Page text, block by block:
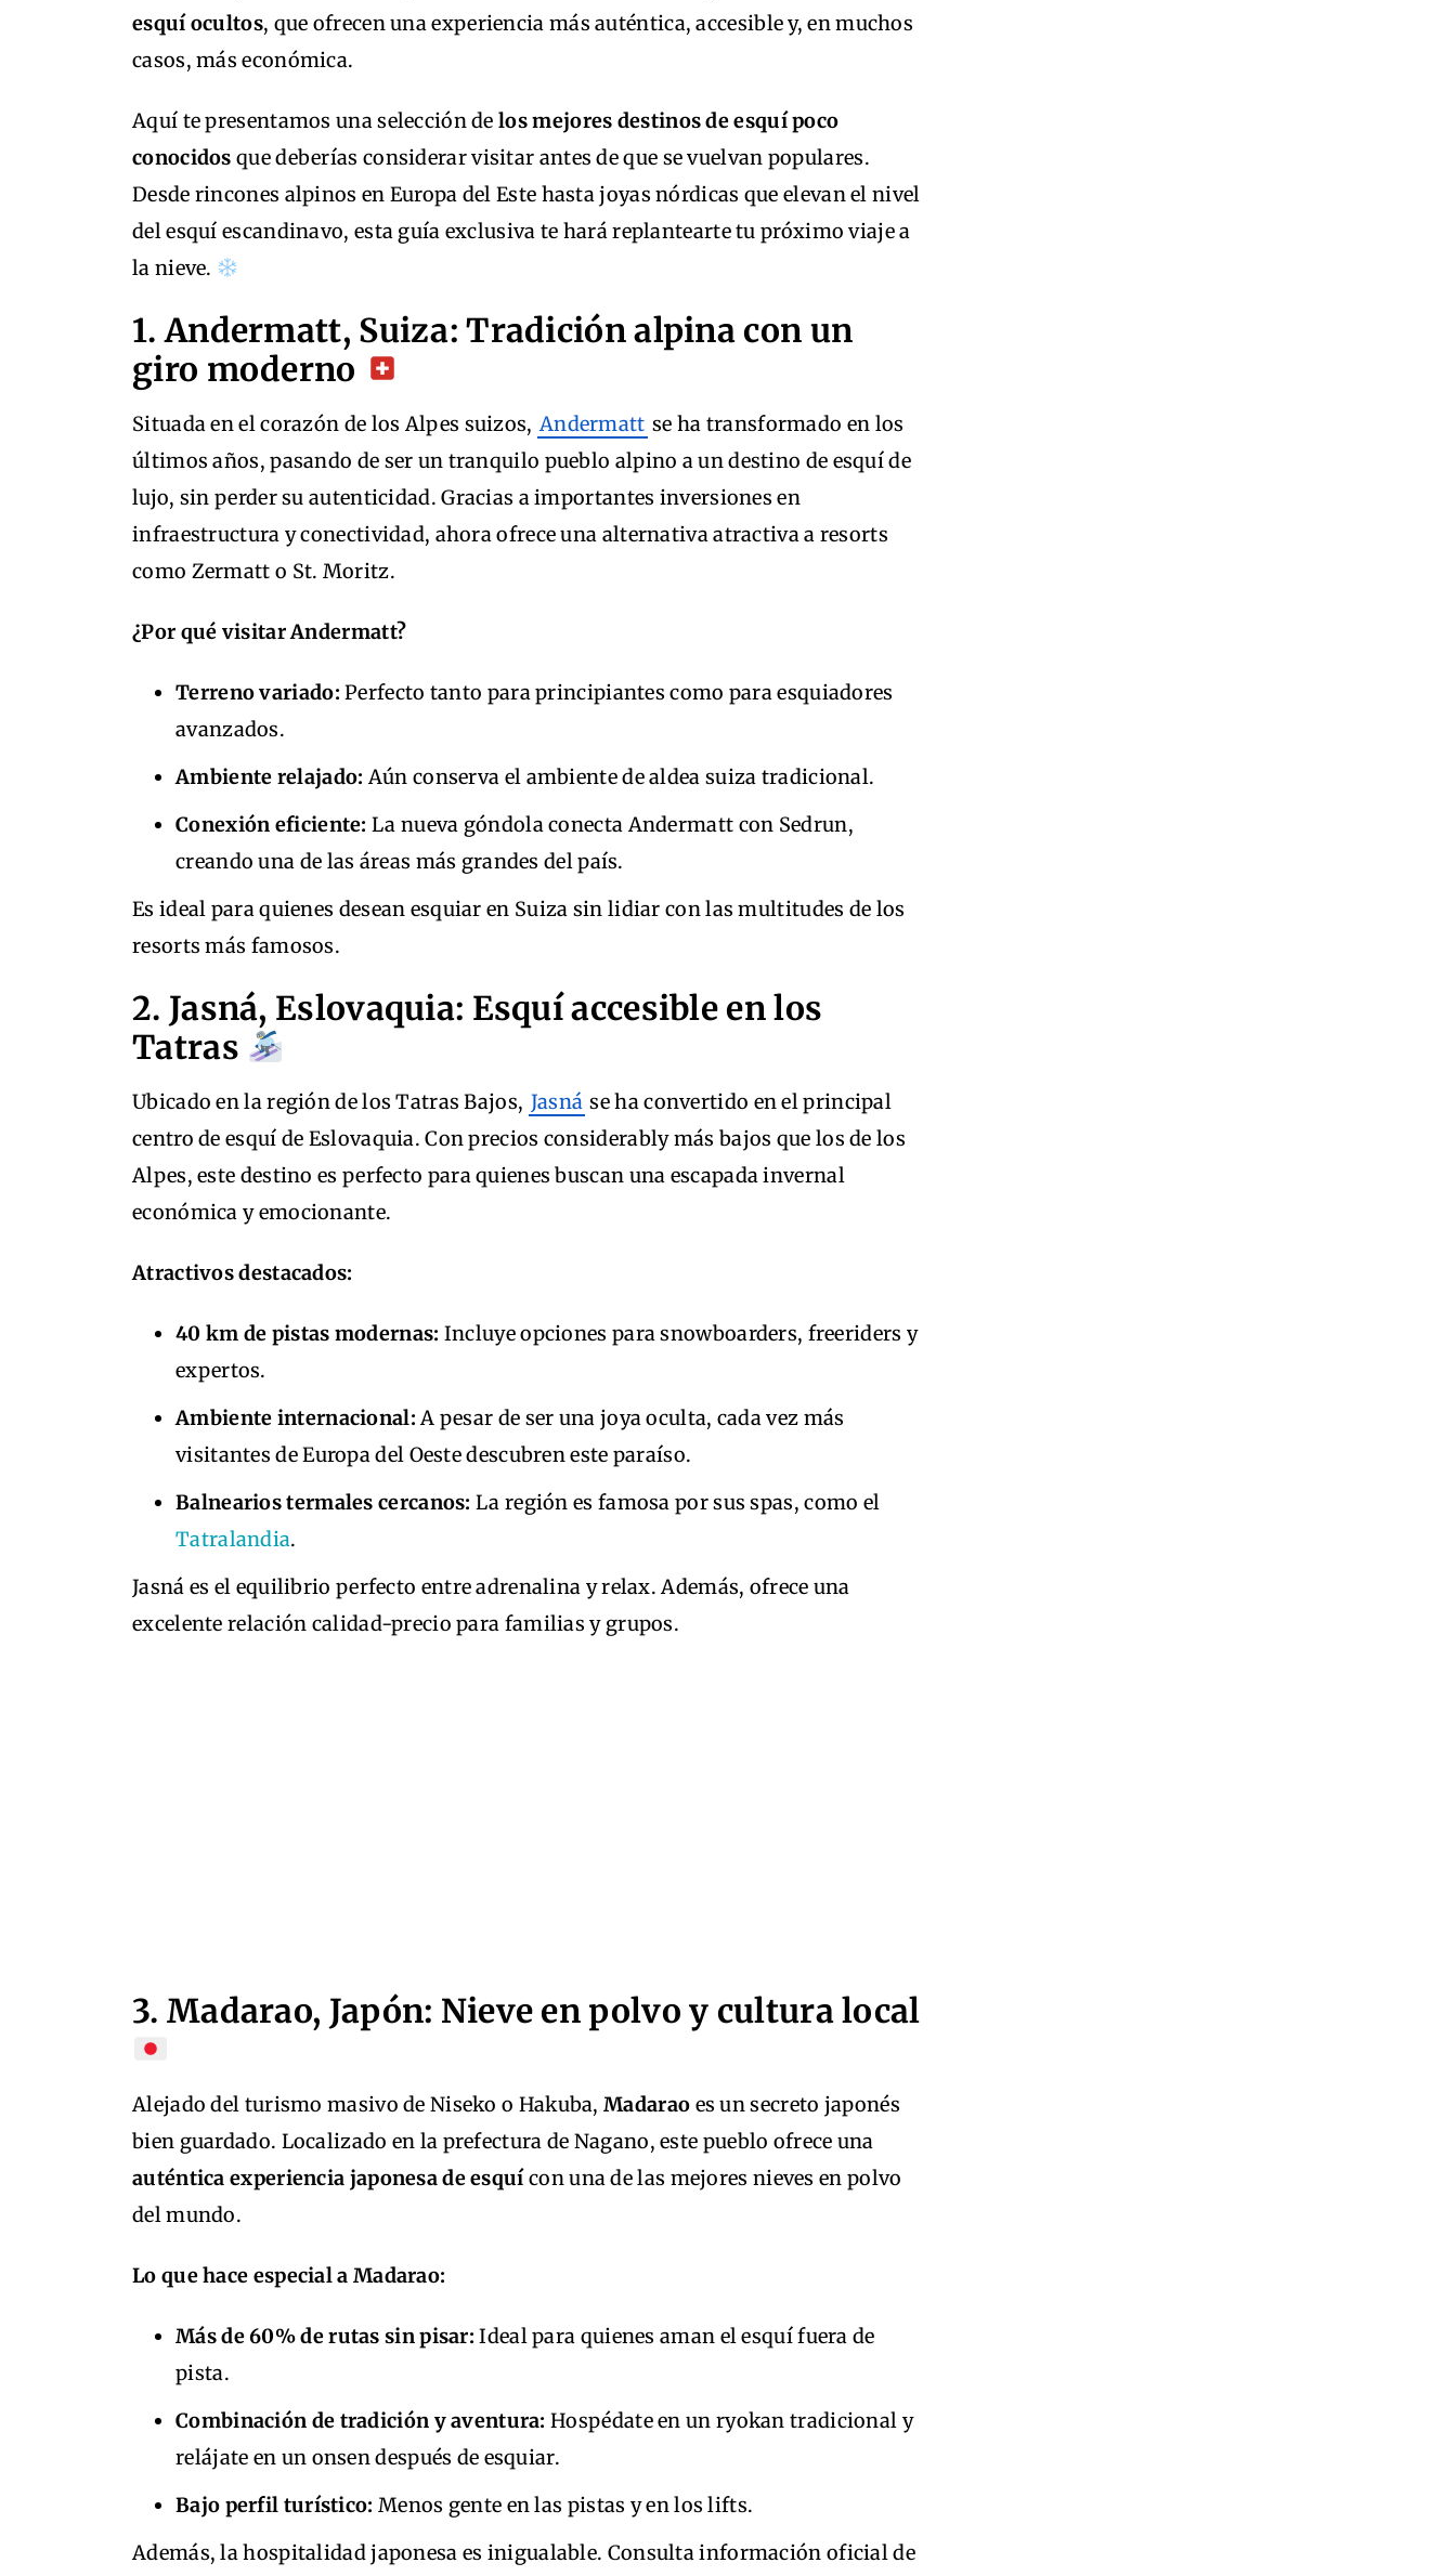
esquí ocultos, que ofrecen una experiencia más auténtica, accesible y, en muchos
casos, más económica.
Aquí te presentamos una selección delos mejores destinos de esquí poco
conocidos que deberías considerar visitar antes de que se vuelvan populares.
Desde rincones alpinos en Europa del Este hasta joyas nórdicas que elevan el nivel
del esquí escandinavo, esta guía exclusiva te hará replantearte tu próximo viaje a
la nieve.
1. Andermatt, Suiza: Tradición alpina con un
giro moderno
Situada en el corazón de los Alpes suizos, Andermatt se ha transformado en los
últimos años, pasando de ser un tranquilo pueblo alpino a un destino de esquí de
lujo, sin perder su autenticidad. Gracias a importantes inversiones en
infraestructura y conectividad, ahora ofrece una alternativa atractiva a resorts
como Zermatt o St. Moritz.
¿Por qué visitar Andermatt?
Terreno variado: Perfecto tanto para principiantes como para esquiadores
avanzados.
Ambiente relajado: Aún conserva el ambiente de aldea suiza tradicional.
Conexión eficiente: La nueva góndola conecta Andermatt con Sedrun,
creando una de las áreas más grandes del país.
Es ideal para quienes desean esquiar en Suiza sin lidiar con las multitudes de los
resorts más famosos.
2. Jasná, Eslovaquia: Esquí accesible en los
Tatras
Ubicado en la región de los Tatras Bajos, Jasná se ha convertido en el principal
centro de esquí de Eslovaquia. Con precios considerably más bajos que los de los
Alpes, este destino es perfecto para quienes buscan una escapada invernal
económica y emocionante.
Atractivos destacados:
40 km de pistas modernas: Incluye opciones para snowboarders, freeriders y
expertos.
Ambiente internacional:A pesar de ser una joya oculta, cada vez más
visitantes de Europa del Oeste descubren este paraíso.
Balnearios termales cercanos: La región es famosa por sus spas, como el
Tatralandia.
Jasná es el equilibrio perfecto entre adrenalina y relax. Además, ofrece una
excelente relación calidad-precio para familias y grupos.
3. Madarao, Japón: Nieve en polvo y cultura local
Alejado del turismo masivo de Niseko o Hakuba,Madarao es un secreto japonés
bien guardado. Localizado en la prefectura de Nagano, este pueblo ofrece una
auténtica experiencia japonesa de esquícon una de las mejores nieves en polvo
del mundo.
Lo que hace especial a Madarao:
Más de 60% de rutas sin pisar: Ideal para quienes aman el esquí fuera de
pista.
Combinación de tradición y aventura: Hospédate en un ryokan tradicional y
relájate en un onsen después de esquiar.
Bajo perfil turístico: Menos gente en las pistas y en los lifts.
Además, la hospitalidad japonesa es inigualable. Consulta información oficial de